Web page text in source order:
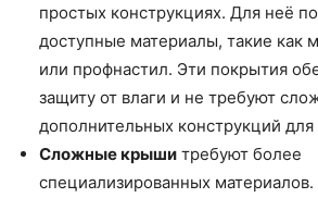
простых конструкциях. Для неё
доступные материалы, такие как
или профнастил. Эти покрытия
защиту от влаги и не требуют
дополнительных конструкций
Сложные крыши требуют более
специализированных